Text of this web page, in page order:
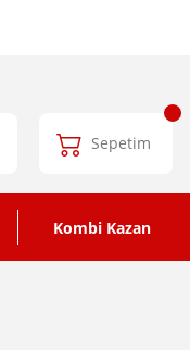
Sepetim
Kombi Kazan